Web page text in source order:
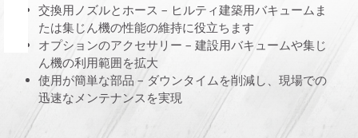
交換用ノズルとホース – ヒルティ建築用バキュームま
たは集じん機の性能の維持に役立ちます
オプションのアクセサリー – 建設用バキュームや集じ
ん機の利用範囲を拡大
使用が簡単な部品 – ダウンタイムを削減し、現場での
迅速なメンテナンスを実現